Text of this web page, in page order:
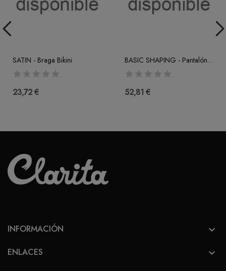
SATIN - Braga Bikini
23,72 €
BASIC SHAPING - Pantalón Talle Muy Alto
52,81 €
INFORMACIÓN 
ENLACES 